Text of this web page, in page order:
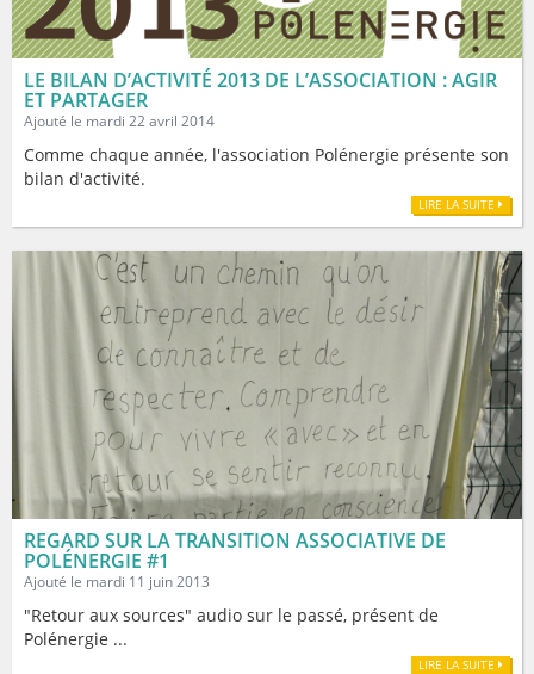
LE BILAN D’ACTIVITÉ 2013 DE L’ASSOCIATION : AGIR
ET PARTAGER
Ajouté le mardi 22 avril 2014
Comme chaque année, l'association Polénergie présente son
bilan d'activité.
LIRE LA SUITE
REGARD SUR LA TRANSITION ASSOCIATIVE DE
POLÉNERGIE #1
Ajouté le mardi 11 juin 2013
"Retour aux sources" audio sur le passé, présent de
Polénergie ...
LIRE LA SUITE